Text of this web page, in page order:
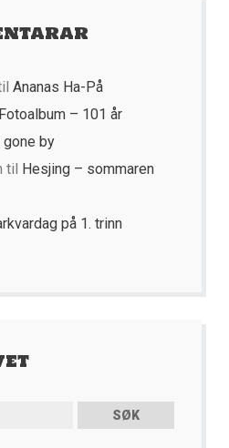
Ananas Ha-På
Fotoalbum – 101 år
by
til Hesjing – sommaren
på 1. trinn